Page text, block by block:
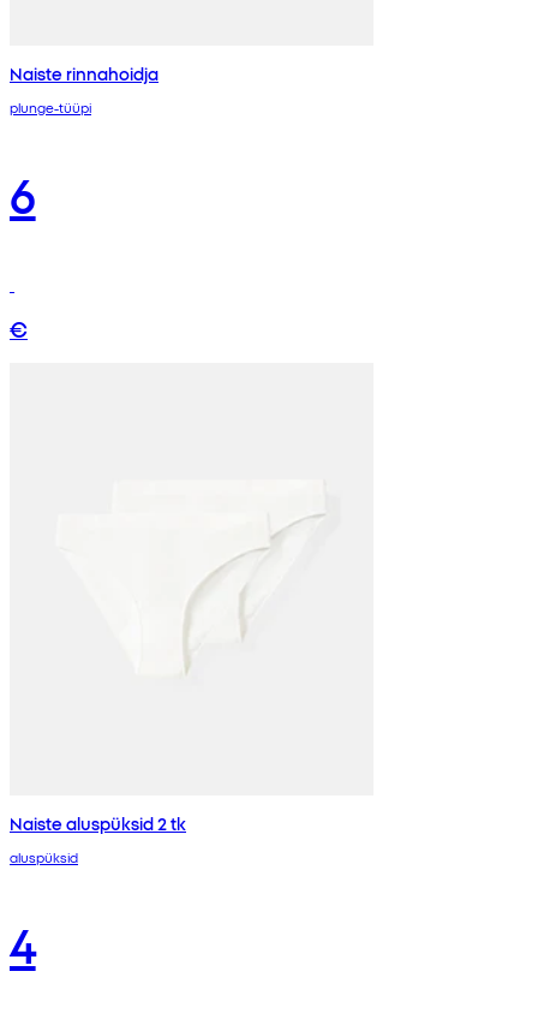
Naiste rinnahoidja
plunge-tüüpi
6
€
Naiste aluspüksid 2 tk
aluspüksid
4